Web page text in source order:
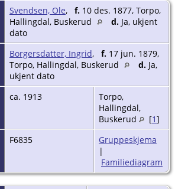
Svendsen, Ole, f. 10 des. 1877, Torpo,
Hallingdal, Buskerud
d. Ja, ukjent
dato
Borgersdatter, Ingrid, f. 17 jun. 1879,
Torpo, Hallingdal, Buskerud
d. Ja,
ukjent dato
ca. 1913
Torpo,
Hallingdal,
Buskerud
[1]
F6835
Gruppeskjema
|
Familiediagram